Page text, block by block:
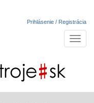
Prihlásenie / Registrácia